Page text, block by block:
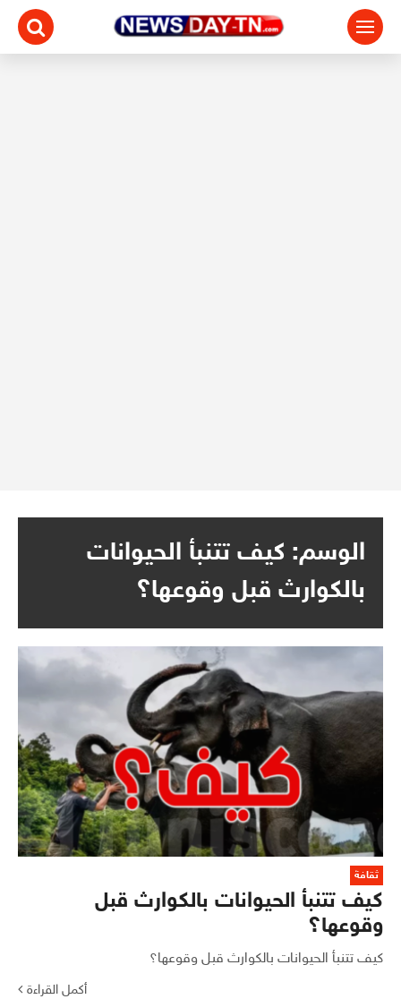
الوسم: كيف تتنبأ الحيوانات
بالكوارث قبل وقوعها؟
ثقافة
كيف تتنبأ الحيوانات بالكوارث قبل
وقوعها؟
كيف تتنبأ الحيوانات بالكوارث قبل وقوعها؟
أكمل القراءة